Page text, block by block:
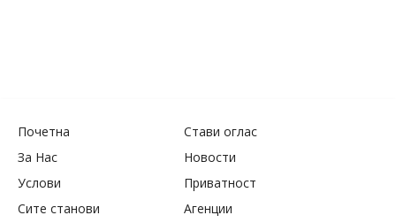
Почетна
Стави оглас
За Нас
Новости
Услови
Приватност
Сите станови
Агенции